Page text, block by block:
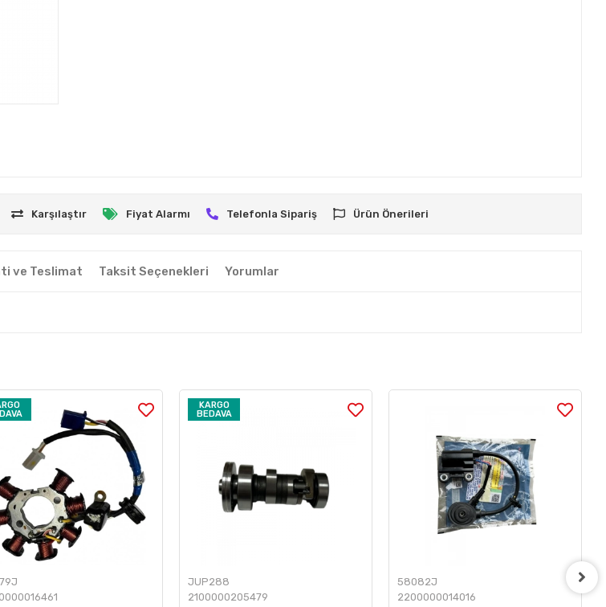
Karşılaştır Fiyat Alarmı Telefonla Sipariş Ürün Önerileri
ve Teslimat Taksit Seçenekleri Yorumlar
KARGO
BEDAVA
JUP288
2100000205479
58082J
2200000014016